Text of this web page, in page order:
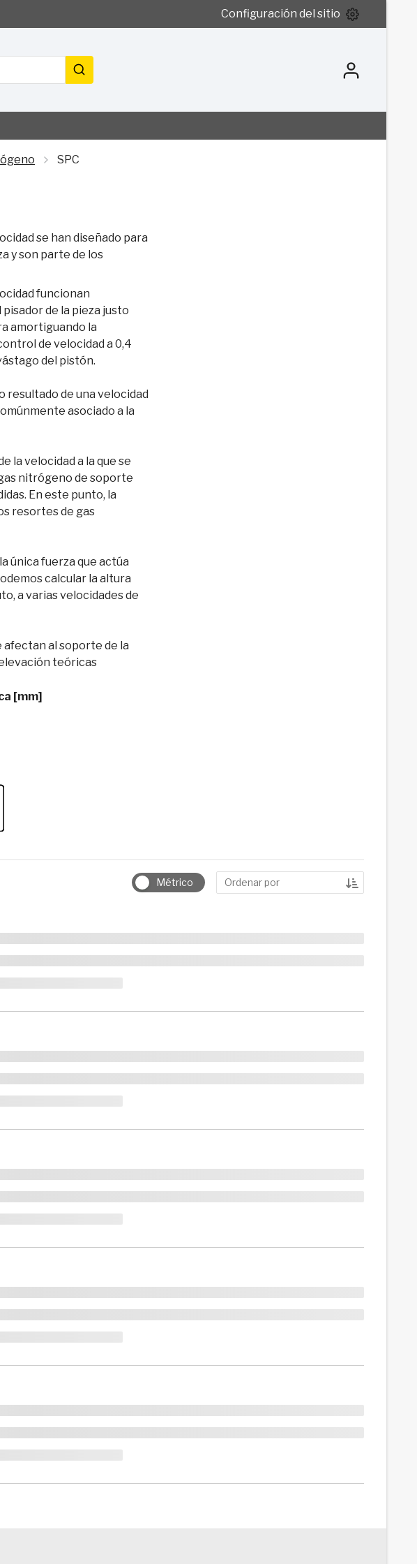
Configuración del sitio
SPC
se han diseñado para
y son parte de los
funcionan
de la pieza justo
amortiguando la
de velocidad a 0,4
del pistón.
resultado de una velocidad
asociado a la
la velocidad a la que se
nitrógeno de soporte
En este punto, la
resortes de gas
única fuerza que actúa
calcular la altura
a varias velocidades de
afectan al soporte de la
teóricas
[mm]
Métrico Ordenar por
Ordenar por